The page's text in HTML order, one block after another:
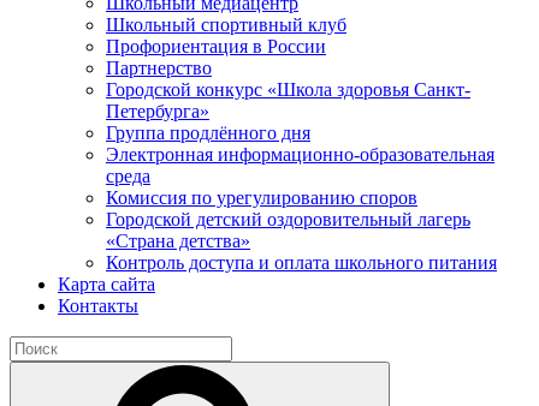
Школьный спортивный клуб
Профориентация в России
Партнерство
Городской конкурс «Школа здоровья Санкт-
Петербурга»
Группа продлённого дня
Электронная информационно-образовательная
среда
Комиссия по урегулированию споров
Городской детский оздоровительный лагерь
«Страна детства»
Контроль доступа и оплата школьного питания
Карта сайта
Контакты